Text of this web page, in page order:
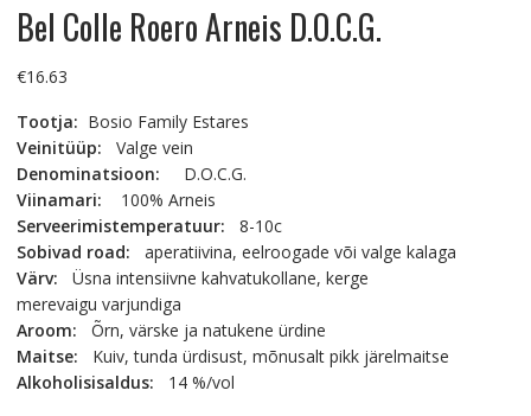
Bel Colle Roero Arneis D.O.C.G.
€16.63
Tootja: Bosio Family Estares
Veinitüüp: Valge vein
Denominatsioon: D.O.C.G.
Viinamari: 100% Arneis
Serveerimistemperatuur:
8-10c
Sobivad road:
aperatiivina, eelroogade või valge kalaga
Värv: Üsna intensiivne kahvatukollane, kerge
merevaigu varjundiga
Aroom:
Õrn, värske ja natukene ürdine
Maitse:
Kuiv, tunda ürdisust, mõnusalt pikk järelmaitse
Alkoholisisaldus:
14 %/vol